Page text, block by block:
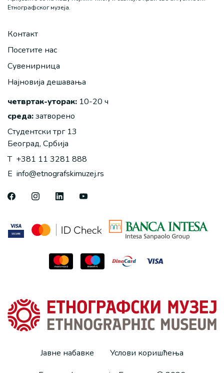
Етнографског музеја.
Контакт
Посетите нас
Сувенирница
Најновија дешавања
четвртак-уторак: 10-20 ч
среда:затворено
Студентски трг 13
Београд, Србија
T +381 11 3281 888
E info@etnografskimuzej.rs
Јавне набавке
Услови коришћења